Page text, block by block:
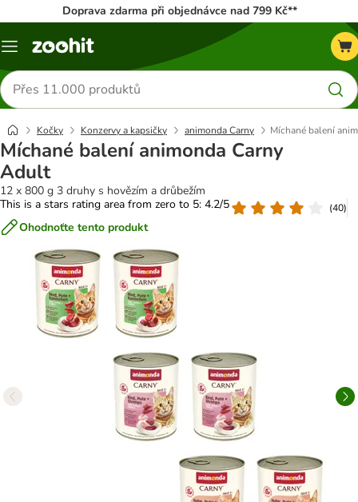
Doprava zdarma při objednávce nad 799 Kč**
Menu
Hledat
produkty
Kočky Konzervy a kapsičky animonda Carny Míchané balení
Míchané balení animonda Carny
Adult
12 x 800 g 3 druhy s hovězím a drůbežím
This is a stars rating area from zero to 5: 4.2/5
(40)
Ohodnoťte tento produkt